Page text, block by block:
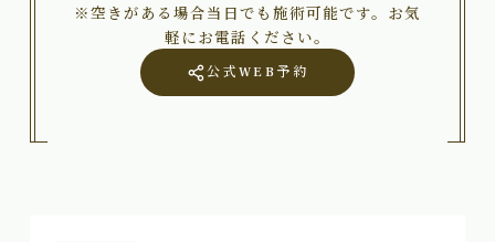
※空きがある場合当日でも施術可能です。お気
軽にお電話ください。
公式WEB予約